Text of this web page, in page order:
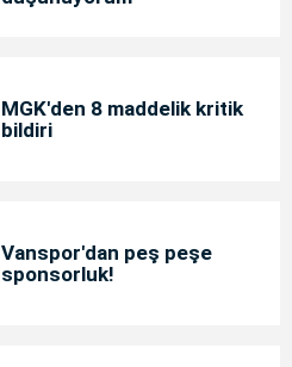
MGK'den 8 maddelik kritik
bildiri
Vanspor'dan peş peşe
sponsorluk!